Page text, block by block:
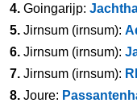
4. Goingarijp:
5. Jirnsum (irnsum):
6. Jirnsum (irnsum):
7. Jirnsum (irnsum):
8. Joure: